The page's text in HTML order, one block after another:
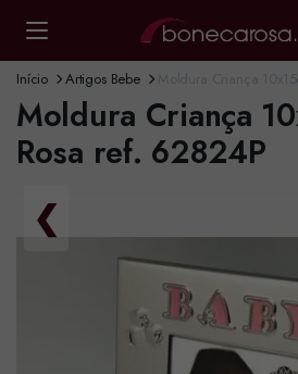
Início Artigos Bebe
Moldura Criança
Rosa ref. 62824P
❮